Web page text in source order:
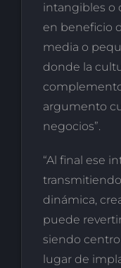
intangibles o
en beneficio
media o
donde la
argumento
negocios”.
“Al final ese
dinámica,
puede
siendo
lugar de